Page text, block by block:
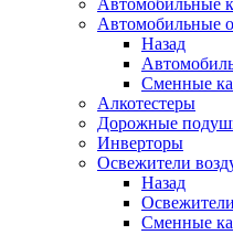
Автомобильные
Автомобильные
Назад
Сменные
Алкотестеры
Дорожные
Инверторы
Освежители
Назад
Сменные